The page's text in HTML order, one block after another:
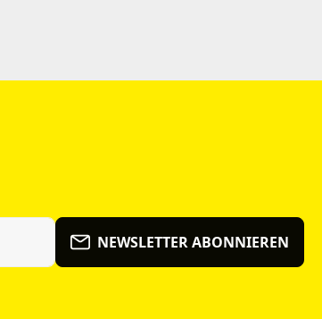
NEWSLETTER ABONNIEREN